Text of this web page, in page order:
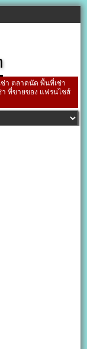
า ตลาดนัด พื้นที่เช่า
า ที่ขายของ แฟรนไชส์